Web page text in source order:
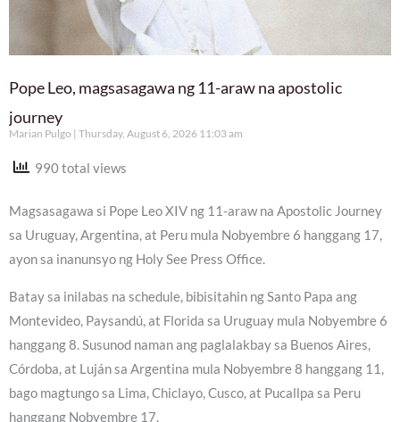
Pope Leo, magsasagawa ng 11-araw na apostolic
journey
Marian Pulgo Thursday, August 6, 2026 11:03 am
990 total views
Magsasagawa si Pope Leo XIV ng 11-araw na Apostolic Journey
sa Uruguay, Argentina, at Peru mula Nobyembre 6 hanggang 17,
ayon sa inanunsyo ng Holy See Press Office.
Batay sa inilabas na schedule, bibisitahin ng Santo Papa ang
Montevideo, Paysandú, at Florida sa Uruguay mula Nobyembre 6
hanggang 8. Susunod naman ang paglalakbay sa Buenos Aires,
Córdoba, at Luján sa Argentina mula Nobyembre 8 hanggang 11,
bago magtungo sa Lima, Chiclayo, Cusco, at Pucallpa sa Peru
hanggang Nobyembre 17.